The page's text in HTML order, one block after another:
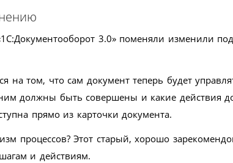
3.0» поменяли изменили
на том, что сам документ теперь будет
ним должны быть совершены и какие
прямо из карточки документа.
процессов? Этот старый, хорошо
и действиям.